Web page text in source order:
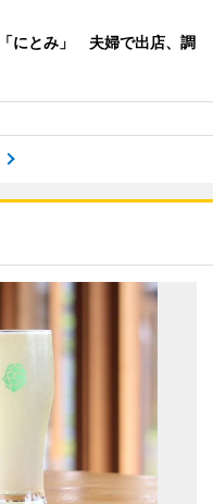
にとみ」 夫婦で出店、調